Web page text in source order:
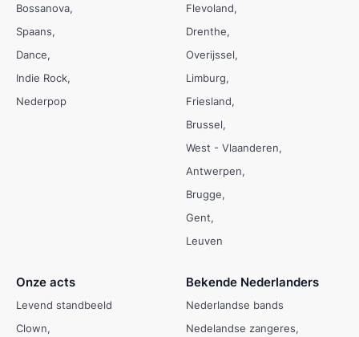
Bossanova
Spaans
Dance
Indie Rock
Nederpop
Flevoland
Drenthe
Overijssel
Limburg
Friesland
Brussel
West - Vlaanderen
Antwerpen
Brugge
Gent
Leuven
Onze acts
Levend standbeeld
Clown
Bekende Nederlanders
Nederlandse bands
Nedelandse zangeres